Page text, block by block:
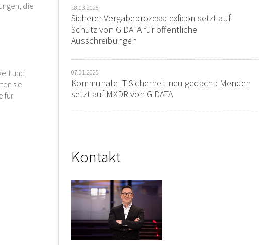
die
und
sie
für
18.03.2025
Sicherer Vergabeprozess: exficon setzt auf
Schutz von G DATA für öffentliche
Ausschreibungen
07.01.2025
Kommunale IT-Sicherheit neu gedacht: Menden
setzt auf MXDR von G DATA
Kontakt